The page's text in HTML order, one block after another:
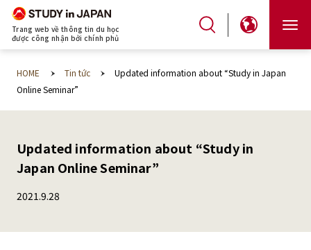
Trang web về thông tin du học
được công nhận bởi chính phủ
HOME Tin tức
Updated information about “Study in Japan
Online Seminar”
Updated information about “Study in
Japan Online Seminar”
2021.9.28